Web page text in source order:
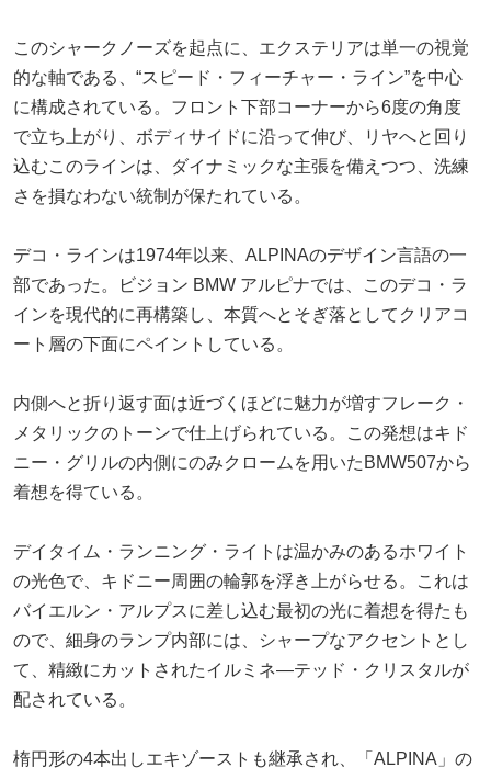
このシャークノーズを起点に、エクステリアは単一の視覚
的な軸である、“スピード・フィーチャー・ライン”を中心
に構成されている。フロント下部コーナーから6度の角度
で立ち上がり、ボディサイドに沿って伸び、リヤへと回り
込むこのラインは、ダイナミックな主張を備えつつ、洗練
さを損なわない統制が保たれている。
デコ・ラインは1974年以来、ALPINAのデザイン言語の一
部であった。ビジョン BMW アルピナでは、このデコ・ラ
インを現代的に再構築し、本質へとそぎ落としてクリアコ
ート層の下面にペイントしている。
内側へと折り返す面は近づくほどに魅力が増すフレーク・
メタリックのトーンで仕上げられている。この発想はキド
ニー・グリルの内側にのみクロームを用いたBMW507から
着想を得ている。
デイタイム・ランニング・ライトは温かみのあるホワイト
の光色で、キドニー周囲の輪郭を浮き上がらせる。これは
バイエルン・アルプスに差し込む最初の光に着想を得たも
ので、細身のランプ内部には、シャープなアクセントとし
て、精緻にカットされたイルミネ―テッド・クリスタルが
配されている。
楕円形の4本出しエキゾーストも継承され、「ALPINA」の